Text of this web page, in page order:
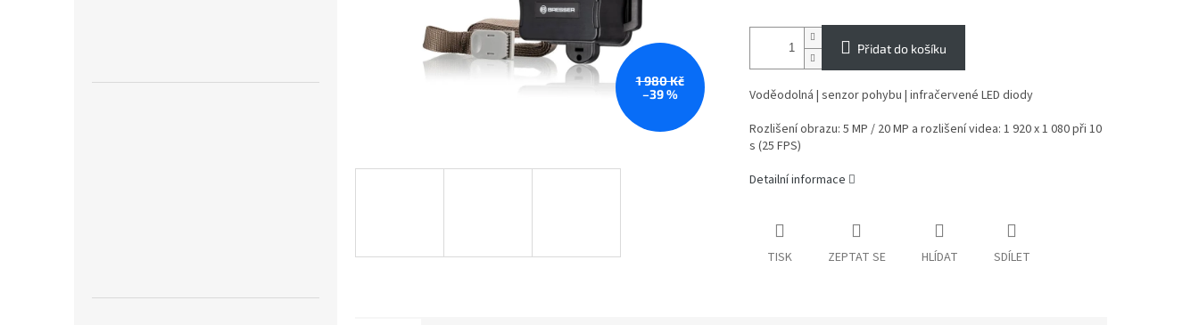
1 980 Kč
–39 %
Přidat do košíku
Voděodolná | senzor pohybu | infračervené LED diody
Rozlišení obrazu: 5 MP / 20 MP a rozlišení videa: 1 920 x 1 080 při 10
s (25 FPS)
Detailní informace
TISK ZEPTAT SE HLÍDAT SDÍLET